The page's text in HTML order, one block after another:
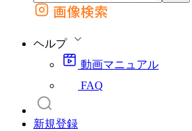
外部サイトの商品をカートに追加
画像検索
ヘルプ
動画マニュアル
FAQ
新規登録